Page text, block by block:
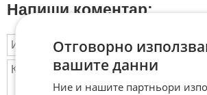
Напиши коментар:
Отговорно
вашите данни
Ние и нашите партньори